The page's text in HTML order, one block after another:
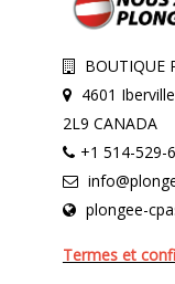
BOUTIQUE
4601
2L9 CANADA
+1 514-529-
plongee-
Termes et